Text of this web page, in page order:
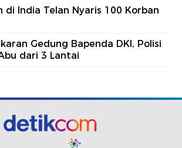
di India Telan Nyaris 100 Korban
Gedung Bapenda DKI, Polisi
dari 3 Lantai